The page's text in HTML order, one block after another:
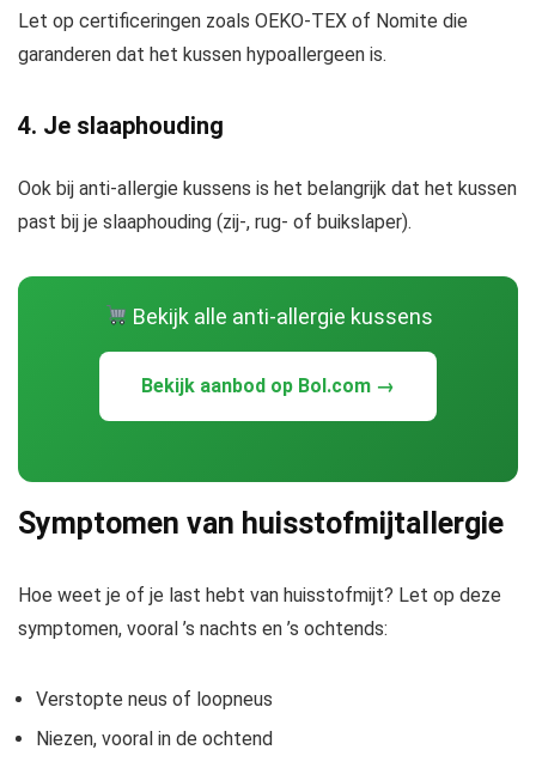
Let op certificeringen zoals OEKO-TEX of Nomite die
garanderen dat het kussen hypoallergeen is.
4. Je slaaphouding
Ook bij anti-allergie kussens is het belangrijk dat het kussen
past bij je slaaphouding (zij-, rug- of buikslaper).
Bekijk alle anti-allergie kussens
Bekijk aanbod op Bol.com →
Symptomen van huisstofmijtallergie
Hoe weet je of je last hebt van huisstofmijt? Let op deze
symptomen, vooral ’s nachts en ’s ochtends:
Verstopte neus of loopneus
Niezen, vooral in de ochtend